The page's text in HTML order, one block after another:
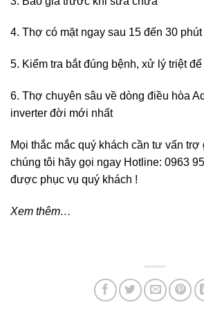
4. Thợ có mặt ngay sau 15 đến 30 phút
5. Kiểm tra bắt đúng bệnh, xử lý triệt
6. Thợ chuyên sâu về dòng điều hòa
inverter đời mới nhất
Mọi thắc mắc quý khách cần tư vấn trợ
chúng tôi hãy gọi ngay Hotline: 0963
được phục vụ quý khách !
Xem thêm…